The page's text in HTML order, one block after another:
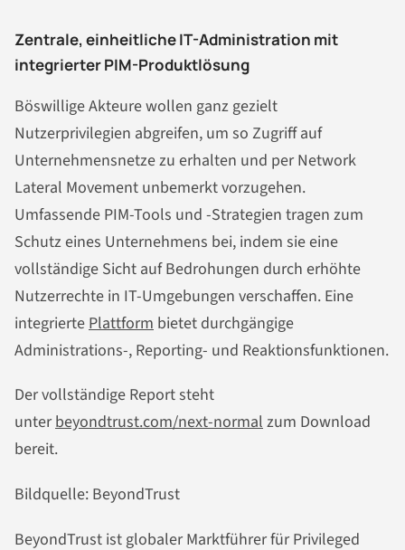
Zentrale, einheitliche IT-Administration mit
integrierter PIM-Produktlösung
Böswillige Akteure wollen ganz gezielt
Nutzerprivilegien abgreifen, um so Zugriff auf
Unternehmensnetze zu erhalten und per Network
Lateral Movement unbemerkt vorzugehen.
Umfassende PIM-Tools und -Strategien tragen zum
Schutz eines Unternehmens bei, indem sie eine
vollständige Sicht auf Bedrohungen durch erhöhte
Nutzerrechte in IT-Umgebungen verschaffen. Eine
integrierte Plattform bietet durchgängige
Administrations-, Reporting- und Reaktionsfunktionen.
Der vollständige Report steht
unterbeyondtrust.com/next-normalzum Download
bereit.
Bildquelle: BeyondTrust
BeyondTrust ist globaler Marktführer für Privileged